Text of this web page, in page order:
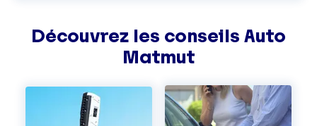
Découvrez les conseils Auto
Matmut